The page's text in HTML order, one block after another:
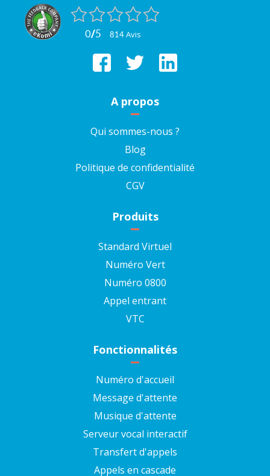
0/5 814 avis
A propos
Qui sommes-nous ?
Blog
Politique de confidentialité
CGV
Produits
Standard Virtuel
Numéro Vert
Numéro 0800
Appel entrant
VTC
Fonctionnalités
Numéro d'accueil
Message d'attente
Musique d'attente
Serveur vocal interactif
Transfert d'appels
Appels en cascade